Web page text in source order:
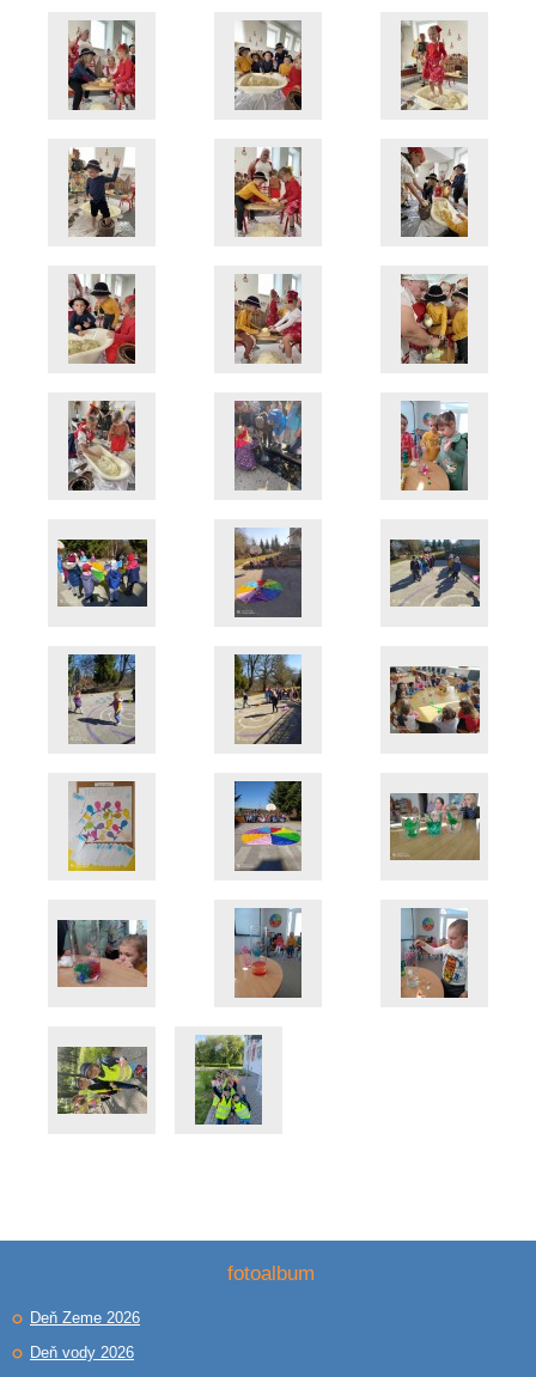
fotoalbum
Deň Zeme 2026
Deň vody 2026